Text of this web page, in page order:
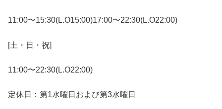
11:00〜15:30(L.O15:00)17:00〜22:30(L.O22:00)
[土・日・祝]
11:00〜22:30(L.O22:00)
定休日：第1水曜日および第3水曜日